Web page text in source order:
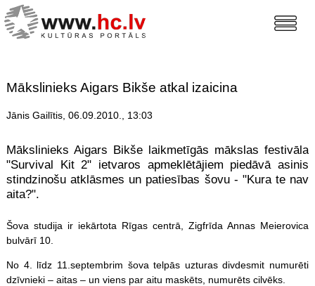
Mākslinieks Aigars Bikše atkal izaicina
Jānis Gailītis, 06.09.2010., 13:03
Mākslinieks Aigars Bikše laikmetīgās mākslas festivāla
"Survival Kit 2" ietvaros apmeklētājiem piedāvā asinis
stindzinošu atklāsmes un patiesības šovu - "Kura te nav
aita?".
Šova studija ir iekārtota Rīgas centrā, Zigfrīda Annas Meierovica
bulvārī 10.
No 4. līdz 11.septembrim šova telpās uzturas divdesmit numurēti
dzīvnieki – aitas – un viens par aitu maskēts, numurēts cilvēks.